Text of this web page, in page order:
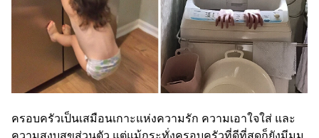
ครอบครัวเป็นเสมือนเกาะแห่งความรัก ความเอาใจใส่ และ